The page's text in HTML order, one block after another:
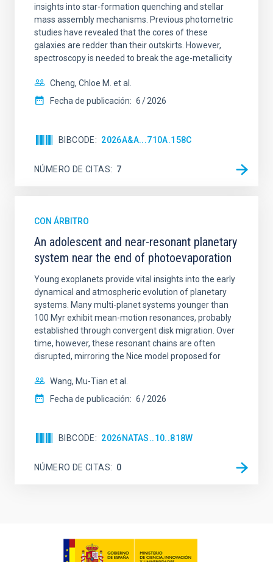
insights into star-formation quenching and stellar
mass assembly mechanisms. Previous photometric
studies have revealed that the cores of these
galaxies are redder than their outskirts. However,
spectroscopy is needed to break the age-metallicity
Cheng, Chloe M. et al.
Fecha de publicación: 6 2026
BIBCODE 2026A&A...710A.158C
NÚMERO DE CITAS 7
CON ÁRBITRO
An adolescent and near-resonant planetary
system near the end of photoevaporation
Young exoplanets provide vital insights into the early
dynamical and atmospheric evolution of planetary
systems. Many multi-planet systems younger than
100 Myr exhibit mean-motion resonances, probably
established through convergent disk migration. Over
time, however, these resonant chains are often
disrupted, mirroring the Nice model proposed for
Wang, Mu-Tian et al.
Fecha de publicación: 6 2026
BIBCODE 2026NATAS..10..818W
NÚMERO DE CITAS 0